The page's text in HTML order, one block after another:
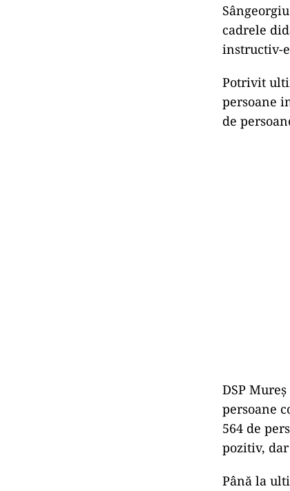
cadrele
instructiv-
Potrivit
persoane
de
DSP
persoane
564 de
pozitiv,
Până la